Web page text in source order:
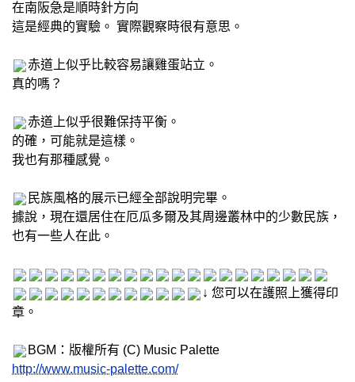
在南阪急是順時針方向
這是經典的實驗。 實際觀察時很有意思。
赤道上似乎比較容易讓雞蛋站立。
真的嗎？
赤道上似乎很難保持平衡。
的確，可能就是這樣。
我也有那種感覺。
民族風格的展示已經全部說明完畢。
據說，現在還居住在厄瓜多爾及其周邊叢林中的少數民族，
也有一些人在此。
↓ 您可以在護照上獲得印
章。
BGM：版權所有 (C) Music Palette
http://www.music-palette.com/